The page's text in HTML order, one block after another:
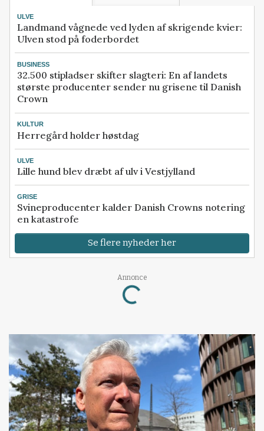
ULVE
Landmand vågnede ved lyden af skrigende kvier:
Ulven stod på foderbordet
BUSINESS
32.500 stipladser skifter slagteri: En af landets
største producenter sender nu grisene til Danish
Crown
KULTUR
Herregård holder høstdag
ULVE
Lille hund blev dræbt af ulv i Vestjylland
GRISE
Svineproducenter kalder Danish Crowns notering
en katastrofe
Se flere nyheder her
Annonce
Loading...